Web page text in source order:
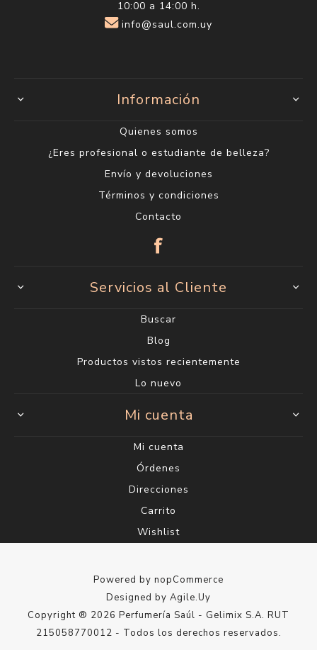
10:00 a 14:00 h.
info@saul.com.uy
Información
Quienes somos
¿Eres profesional o estudiante de belleza?
Envío y devoluciones
Términos y condiciones
Contacto
Servicios al Cliente
Buscar
Blog
Productos vistos recientemente
Lo nuevo
Mi cuenta
Mi cuenta
Órdenes
Direcciones
Carrito
Wishlist
Powered by nopCommerce
Designed by Agile.Uy
Copyright ® 2026 Perfumería Saúl - Gelimix S.A. RUT
215058770012 - Todos los derechos reservados.